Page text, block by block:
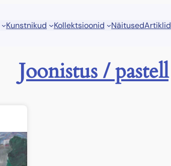
Kunstnikud Kollektsioonid NäitusedArtiklid
Joonistus / pastell